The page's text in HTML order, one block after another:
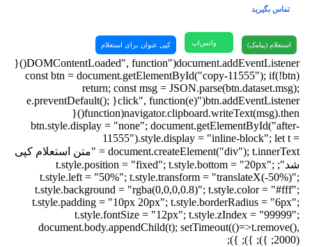
تماس بگیرید
استعلام (پیامک) واتس‌اپ کپی عنوان برای استعلام
document.addEventListener("DOMContentLoaded", function(){
const btn = document.getElementById("copy-11555"); if(!btn)
return; const msg = JSON.parse(btn.dataset.msg);
btn.addEventListener("click", function(e){ e.preventDefault();
navigator.clipboard.writeText(msg).then(function(){
btn.style.display = "none"; document.getElementById("after-
11555").style.display = "inline-block"; let t =
document.createElement("div"); t.innerText = "متن استعلام کپی
شد"; t.style.position = "fixed"; t.style.bottom = "20px";
t.style.left = "50%"; t.style.transform = "translateX(-50%)";
t.style.background = "rgba(0,0,0,0.8)"; t.style.color = "#fff";
t.style.padding = "10px 20px"; t.style.borderRadius = "6px";
t.style.fontSize = "12px"; t.style.zIndex = "99999";
document.body.appendChild(t); setTimeout(()=>t.remove(),
2000); }); }); });